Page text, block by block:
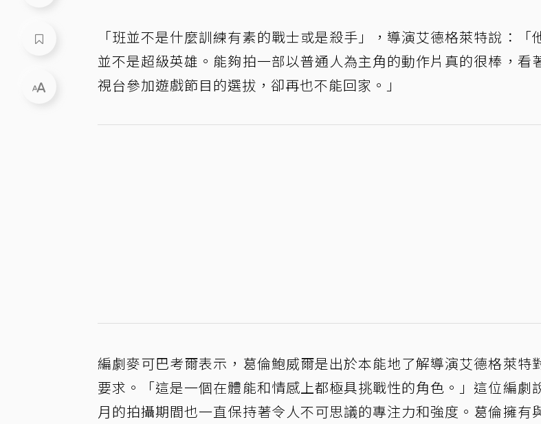
「班並不是什麼訓練有素的戰士或是殺手」，導演艾德格萊特說：「
並不是超級英雄。能夠拍一部以普通人為主角的動作片真的很棒，看
視台參加遊戲節目的選拔，卻再也不能回家。」
編劇麥可巴考爾表示，葛倫鮑威爾是出於本能地了解導演艾德格萊特
要求。「這是一個在體能和情感上都極具挑戰性的角色。」這位編劇
月的拍攝期間也一直保持著令人不可思議的專注力和強度。葛倫擁有